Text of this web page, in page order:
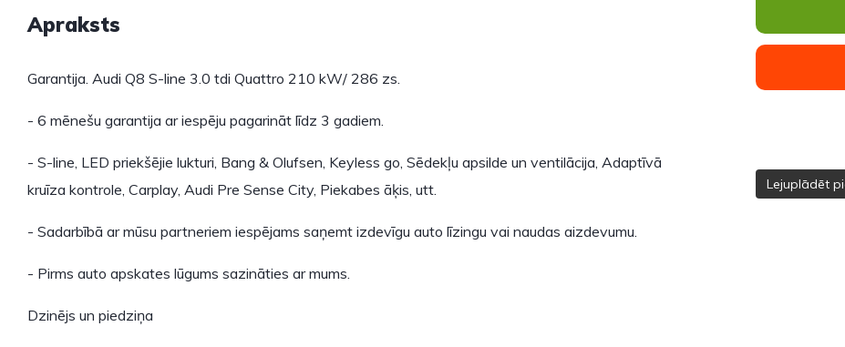
Apraksts
Garantija. Audi Q8 S-line 3.0 tdi Quattro 210 kW/ 286 zs.
- 6 mēnešu garantija ar iespēju pagarināt līdz 3 gadiem.
- S-line, LED priekšējie lukturi, Bang & Olufsen, Keyless go, Sēdekļu apsilde un ventilācija, Adaptīvā
kruīza kontrole, Carplay, Audi Pre Sense City, Piekabes āķis, utt.
- Sadarbībā ar mūsu partneriem iespējams saņemt izdevīgu auto līzingu vai naudas aizdevumu.
- Pirms auto apskates lūgums sazināties ar mums.
Dzinējs un piedziņa
Lejuplādēt